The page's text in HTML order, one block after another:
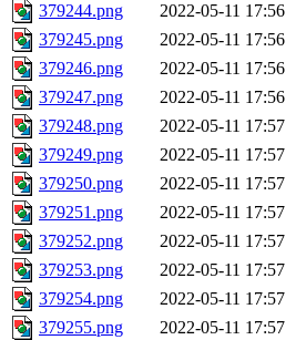
379244.png
2022-05-11 17:56
379245.png
2022-05-11 17:56
379246.png
2022-05-11 17:56
379247.png
2022-05-11 17:56
379248.png
2022-05-11 17:57
379249.png
2022-05-11 17:57
379250.png
2022-05-11 17:57
379251.png
2022-05-11 17:57
379252.png
2022-05-11 17:57
379253.png
2022-05-11 17:57
379254.png
2022-05-11 17:57
379255.png
2022-05-11 17:57